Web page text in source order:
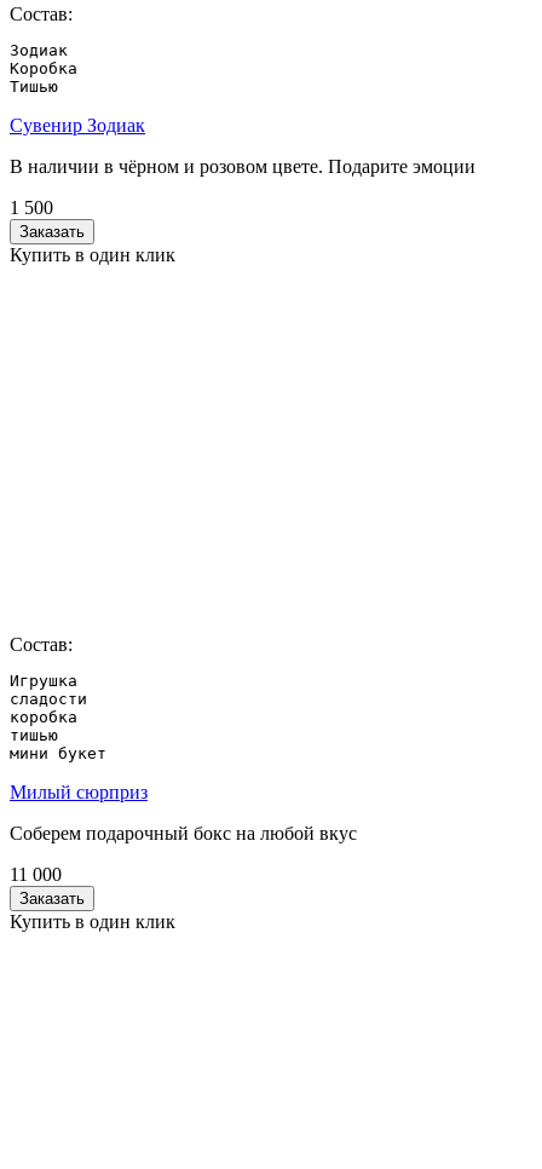
Состав:
Зодиак
Коробка
Тишью
Сувенир Зодиак
В наличии в чёрном и розовом цвете. Подарите эмоции
1 500
Заказать
Купить в один клик
Состав:
Игрушка
сладости
коробка
тишью
мини букет
Милый сюрприз
Соберем подарочный бокс на любой вкус
11 000
Заказать
Купить в один клик